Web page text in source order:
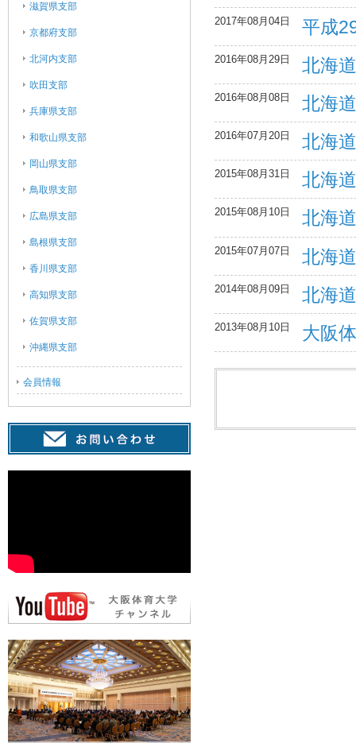
2017年08月04日 平成
2016年08月29日 北海
2016年08月08日 北海
2016年07月20日 北海
2015年08月31日 北海
2015年08月10日 北海
2015年07月07日 北海
2014年08月09日 北海
2013年08月10日 大阪
滋賀県支部
京都府支部
北河内支部
吹田支部
兵庫県支部
和歌山県支部
岡山県支部
鳥取県支部
広島県支部
島根県支部
香川県支部
高知県支部
佐賀県支部
沖縄県支部
会員情報